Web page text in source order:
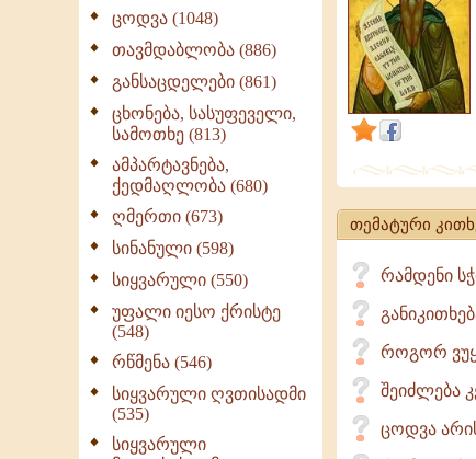
ცოდვა (1048)
თავმდაბლობა (886)
განსაცდელები (861)
ცხონება, სასუფეველი,
სამოთხე (813)
ამპარტავნება,
ქედმაღლობა (680)
ღმერთი (673)
სინანული (598)
სიყვარული (550)
უფალი იესო ქრისტე
(548)
რწმენა (546)
სიყვარული ღვთისადმი
(535)
სიყვარული
ზღვის
ტალღები
არასოდეს
შეწყვეტენ
ღელვას,
ხოლო
გულს
მწუხარება
დატოვებს
თემატური
რამდენი
როგორ
შეიძლება
ცოდვა